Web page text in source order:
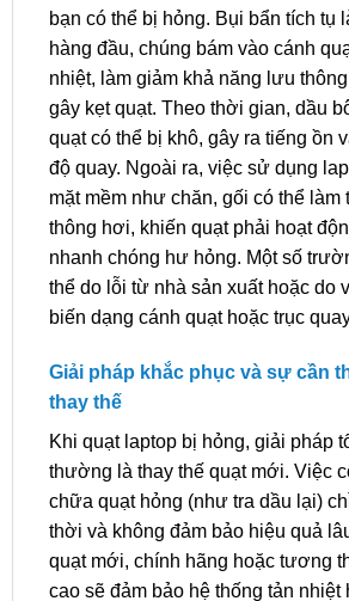
bạn có thể bị hỏng. Bụi bẩn tích tụ
hàng đầu, chúng bám vào cánh
nhiệt, làm giảm khả năng lưu
gây kẹt quạt. Theo thời gian, dầu
quạt có thể bị khô, gây ra tiếng ồn
độ quay. Ngoài ra, việc sử dụng
mặt mềm như chăn, gối có thể làm
thông hơi, khiến quạt phải hoạt
nhanh chóng hư hỏng. Một số
thể do lỗi từ nhà sản xuất hoặc do
biến dạng cánh quạt hoặc trục
Giải pháp khắc phục và sự cần
thay thế
Khi quạt laptop bị hỏng, giải pháp
thường là thay thế quạt mới. Việc
chữa quạt hỏng (như tra dầu lại)
thời và không đảm bảo hiệu quả
quạt mới, chính hãng hoặc tương
cao sẽ đảm bảo hệ thống tản nhiệt